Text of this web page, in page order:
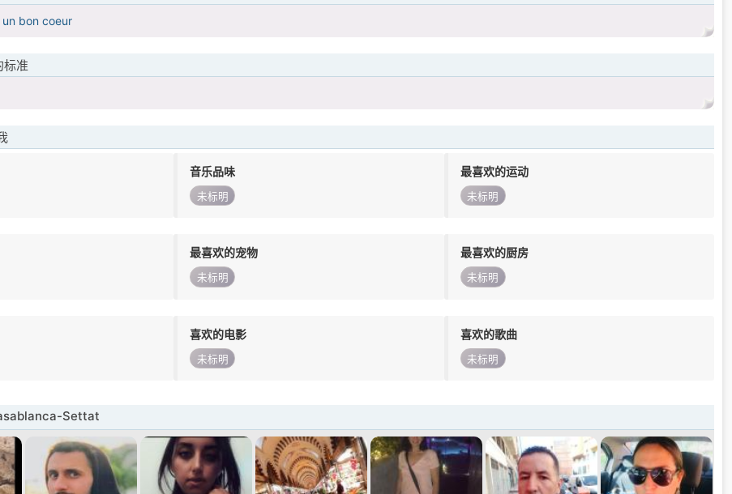
bon coeur
标准
音乐品味
未标明
最喜欢的运动
未标明
最喜欢的宠物
未标明
最喜欢的厨房
未标明
喜欢的电影
未标明
喜欢的歌曲
未标明
Settat